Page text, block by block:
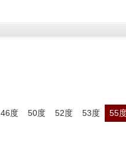
46度 50度 52度 53度
55